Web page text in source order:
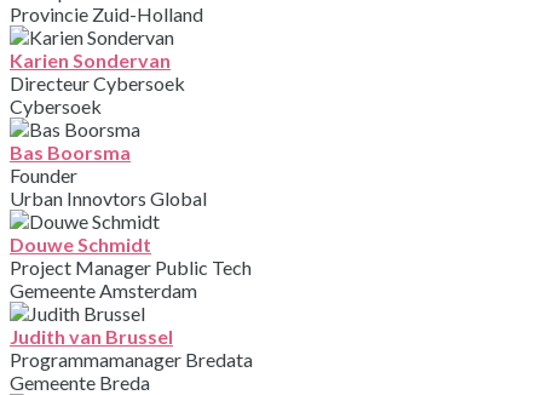
Provincie Zuid-Holland
Karien Sondervan
Directeur Cybersoek
Cybersoek
Bas Boorsma
Founder
Urban Innovtors Global
Douwe Schmidt
Project Manager Public Tech
Gemeente Amsterdam
Judith van Brussel
Programmamanager Bredata
Gemeente Breda